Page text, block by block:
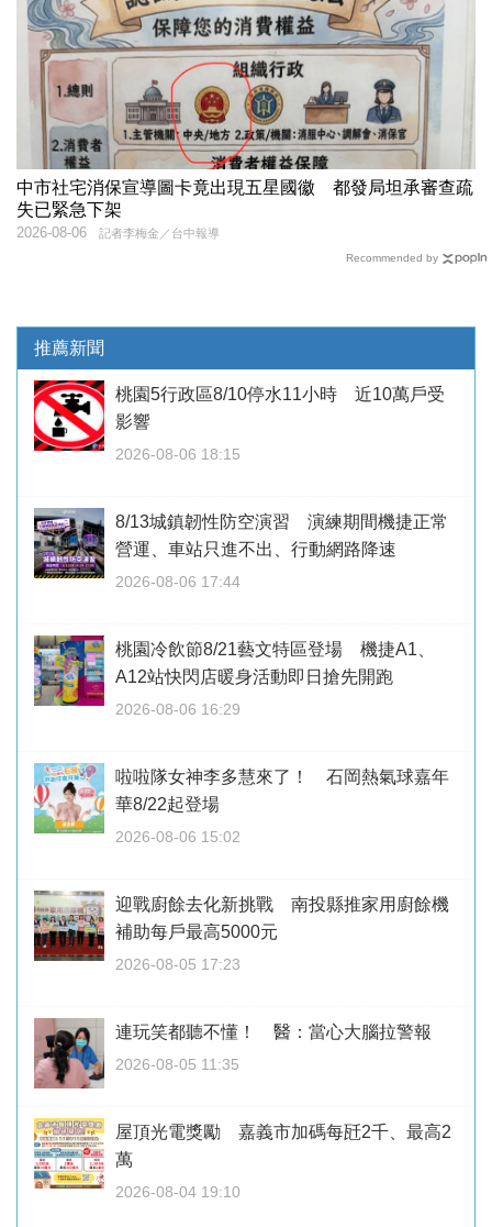
中市社宅消保宣導圖卡竟出現五星國徽 都發局坦承審查疏
失已緊急下架
記者李梅金／台中報導
2026-08-06
Recommended by
推薦新聞
桃園5行政區8/10停水11小時 近10萬戶受
影響
2026-08-06 18:15
8/13城鎮韌性防空演習 演練期間機捷正常
營運、車站只進不出、行動網路降速
2026-08-06 17:44
桃園冷飲節8/21藝文特區登場 機捷A1、
A12站快閃店暖身活動即日搶先開跑
2026-08-06 16:29
啦啦隊女神李多慧來了！ 石岡熱氣球嘉年
華8/22起登場
2026-08-06 15:02
迎戰廚餘去化新挑戰 南投縣推家用廚餘機
補助每戶最高5000元
2026-08-05 17:23
連玩笑都聽不懂！ 醫：當心大腦拉警報
2026-08-05 11:35
屋頂光電獎勵 嘉義市加碼每瓩2千、最高2
萬
2026-08-04 19:10